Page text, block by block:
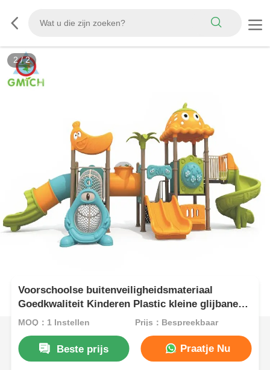
2/2
Voorschoolse buitenveiligheidsmateriaal
Goedkwaliteit Kinderen Plastic kleine glijbanen
amusement speelgoed voor kinderen
MOQ：1 Instellen Prijs：Bespreekbaar
Beste prijs Praatje Nu